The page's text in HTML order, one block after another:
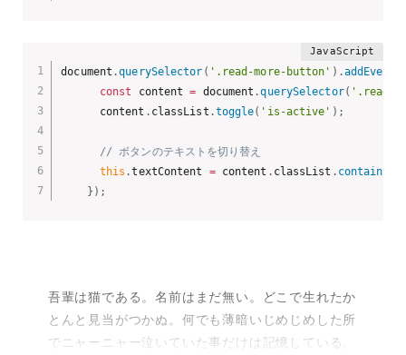
document .querySelector ( '.read-more-button' ) .
const content = document .querySelector( '.read-
      content
. classList .toggle( 'is-active' ) ;
// ボタンのテキストを切り替え
this .textContent = content . classList . contains
} ) ;
吾輩は猫である。名前はまだ無い。どこで生れたか
とんと見当がつかぬ。何でも薄暗いじめじめした所
でニャーニャー泣いていた事だけは記憶している。